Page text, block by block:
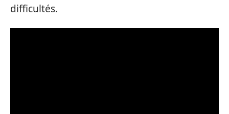
difficultés.